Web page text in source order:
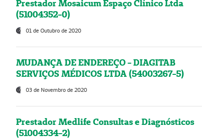
Prestador Mosaicum Espaço Clínico Ltda
(51004352-0)
01 de Outubro de 2020
MUDANÇA DE ENDEREÇO - DIAGITAB
SERVIÇOS MÉDICOS LTDA (54003267-5)
03 de Novembro de 2020
Prestador Medlife Consultas e Diagnósticos
(51004334-2)